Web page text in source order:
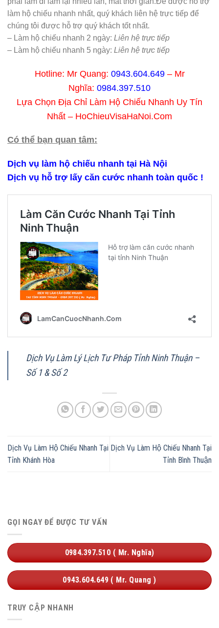
làm hộ chiếu nhanh nhất, quý khách liên hệ trực tiếp để
chúng tôi được hỗ trợ quý khách tốt nhất.
– Làm hộ chiếu nhanh 2 ngày: Liên hệ trực tiếp
– Làm hộ chiếu nhanh 5 ngày: Liên hệ trực tiếp
Hotline: Mr Quang: 0943.604.649– Mr
Nghĩa: 0984.397.510
Lựa Chọn Địa Chỉ Làm Hộ Chiếu Nhanh Uy Tín
Nhất – HoChieuVisaHaNoi.Com
Có thể bạn quan tâm:
Dịch vụ làm hộ chiếu nhanh tại Hà Nội
Dịch vụ hỗ trợ lấy căn cước nhanh toàn quốc !
Dịch Vụ Làm Lý Lịch Tư Pháp Tỉnh Ninh Thuận –
Số 1 & Số 2
Dịch Vụ Làm Hộ Chiếu Nhanh Tại
Tỉnh Khánh Hòa
Dịch Vụ Làm Hộ Chiếu Nhanh Tại
Tỉnh Bình Thuận
GỌI NGAY ĐỂ ĐƯỢC TƯ VẤN
0984.397.510 ( Mr. Nghĩa)
0943.604.649 ( Mr. Quang )
TRUY CẬP NHANH